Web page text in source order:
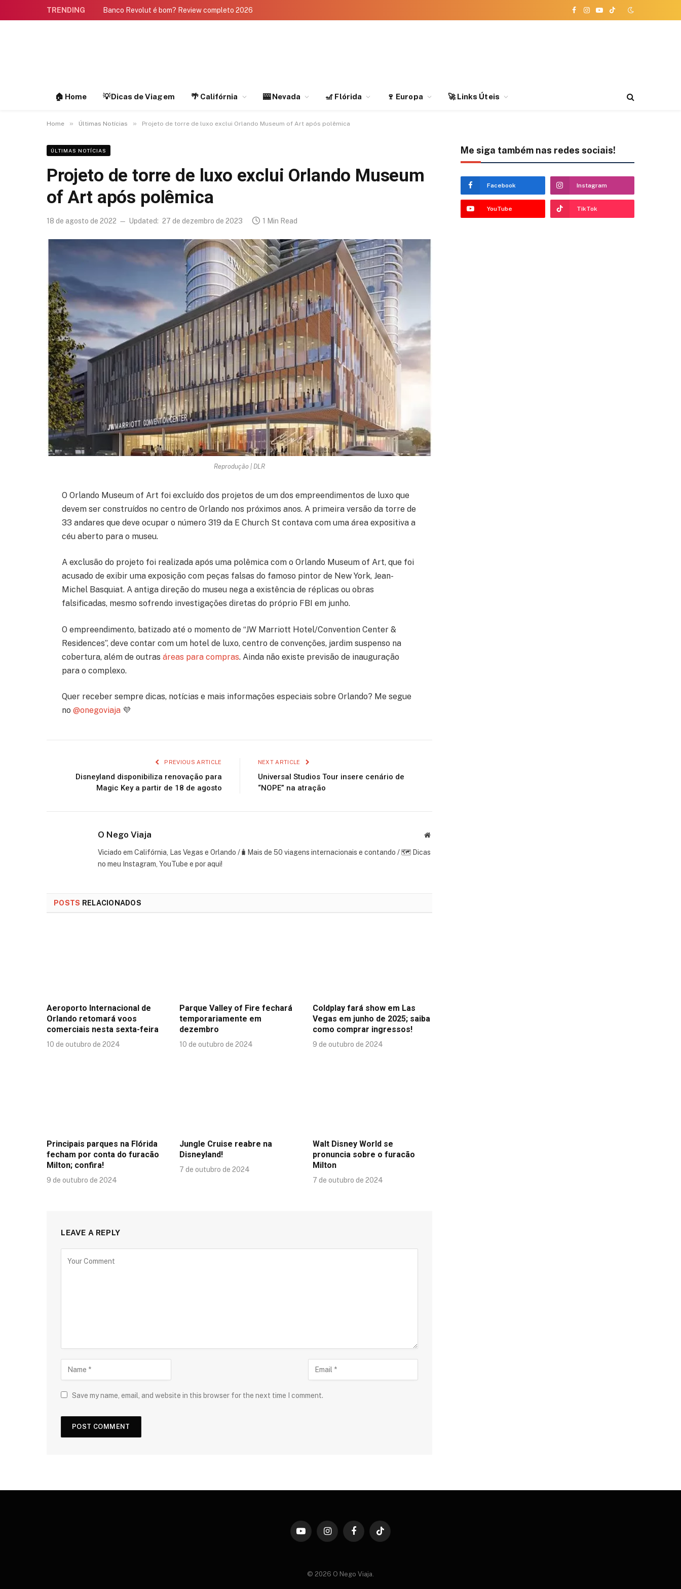
TRENDING Banco Revolut é bom? Review completo 2026
Facebook
Instagram
YouTubeTikTok
🏠 Home 💡Dicas de Viagem 🌴 Califórnia 🎰 Nevada 🎢 Flórida 🍷 Europa 🚀 Links Úteis
Home » Últimas Notícias » Projeto de torre de luxo exclui Orlando Museum of Art após polêmica
ÚLTIMAS NOTÍCIAS
Projeto de torre de luxo exclui Orlando Museum
of Art após polêmica
18 de agosto de 2022 Updated: 27 de dezembro de 2023 1 Min Read
Reprodução | DLR
O Orlando Museum of Art foi excluído dos projetos de um dos empreendimentos de luxo que
devem ser construídos no centro de Orlando nos próximos anos. A primeira versão da torre de
33 andares que deve ocupar o número 319 da E Church St contava com uma área expositiva a
céu aberto para o museu.
A exclusão do projeto foi realizada após uma polêmica com o Orlando Museum of Art, que foi
acusado de exibir uma exposição com peças falsas do famoso pintor de New York, Jean-
Michel Basquiat. A antiga direção do museu nega a existência de réplicas ou obras
falsificadas, mesmo sofrendo investigações diretas do próprio FBI em junho.
O empreendimento, batizado até o momento de “JW Marriott Hotel/Convention Center &
Residences”, deve contar com um hotel de luxo, centro de convenções, jardim suspenso na
cobertura, além de outras áreas para compras. Ainda não existe previsão de inauguração
para o complexo.
Quer receber sempre dicas, notícias e mais informações especiais sobre Orlando? Me segue
no @onegoviaja💜
PREVIOUS ARTICLE
Disneyland disponibiliza renovação para
Magic Key a partir de 18 de agosto
NEXT ARTICLE
Universal Studios Tour insere cenário de
“NOPE” na atração
O Nego Viaja Website
Viciado em Califórnia, Las Vegas e Orlando /🧳Mais de 50 viagens internacionais e contando / 🗺 Dicas
no meu Instagram, YouTube e por aqui!
POSTS RELACIONADOS
Aeroporto Internacional de
Orlando retomará voos
comerciais nesta sexta-feira
10 de outubro de 2024
Parque Valley of Fire fechará
temporariamente em
dezembro
10 de outubro de 2024
Coldplay fará show em Las
Vegas em junho de 2025; saiba
como comprar ingressos!
9 de outubro de 2024
Principais parques na Flórida
fecham por conta do furacão
Milton; confira!
9 de outubro de 2024
Jungle Cruise reabre na
Disneyland!
7 de outubro de 2024
Walt Disney World se
pronuncia sobre o furacão
Milton
7 de outubro de 2024
LEAVE A REPLY
Save my name, email, and website in this browser for the next time I comment.
Me siga também nas redes sociais!
Facebook Instagram
YouTube TikTok
YouTubeInstagramFacebookTikTok
© 2026 O Nego Viaja.